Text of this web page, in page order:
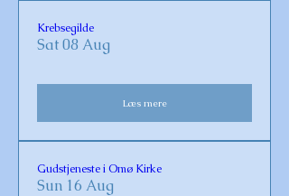
Krebsegilde
Sat 08 Aug
Læs mere
Gudstjeneste i Omø Kirke
Sun 16 Aug